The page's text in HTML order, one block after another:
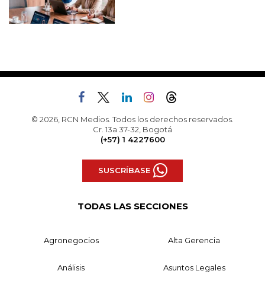
© 2026, RCN Medios. Todos los derechos reservados.
Cr. 13a 37-32, Bogotá
(+57) 1 4227600
SUSCRÍBASE
TODAS LAS SECCIONES
Agronegocios Alta Gerencia
Análisis Asuntos Legales